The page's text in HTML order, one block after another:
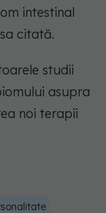
intestinal
citată.
studii
asupra
noi terapii